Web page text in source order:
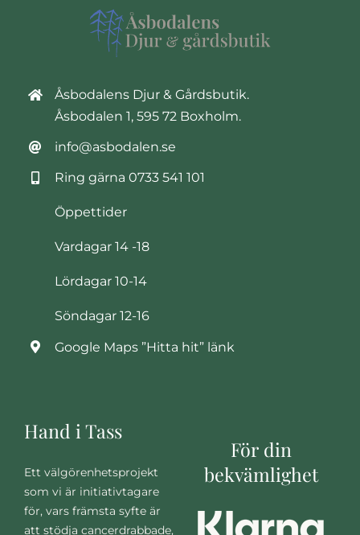
Åsbodalens Djur & Gårdsbutik.
Åsbodalen 1, 595 72 Boxholm.
info@asbodalen.se
Ring gärna 0733 541 101
Öppettider
Vardagar 14 -18
Lördagar 10-14
Söndagar 12-16
Google Maps ”Hitta hit” länk
Hand i Tass
Ett välgörenhetsprojekt
som vi är initiativtagare
för, vars främsta syfte är
att stödja cancerdrabbade,
För din
bekvämlighet